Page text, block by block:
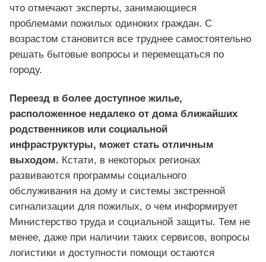
что отмечают эксперты, занимающиеся
проблемами пожилых одиноких граждан. С
возрастом становится все труднее самостоятельно
решать бытовые вопросы и перемещаться по
городу.
Переезд в более доступное жилье,
расположенное недалеко от дома ближайших
родственников или социальной
инфраструктуры, может стать отличным
выходом. Кстати, в некоторых регионах
развиваются программы социального
обслуживания на дому и системы экстренной
сигнализации для пожилых, о чем информирует
Министерство труда и социальной защиты. Тем не
менее, даже при наличии таких сервисов, вопросы
логистики и доступности помощи остаются